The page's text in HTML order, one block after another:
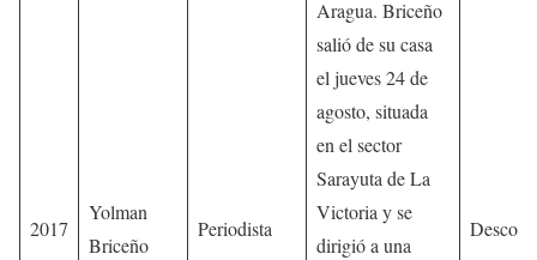
2017
Yolman
Briceño
Periodista
Aragua. Briceño
salió de su casa
el jueves 24 de
agosto, situada
en el sector
Sarayuta de La
Victoria y se
dirigió a una